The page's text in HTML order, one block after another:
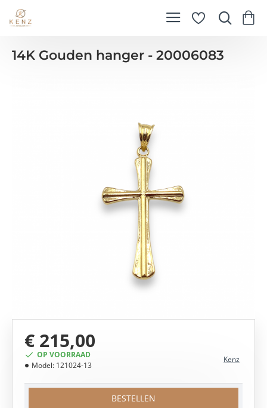
14K Gouden hanger - 20006083
OP VOORRAAD
Model: 121024-13
Kenz
€ 215,00
BESTELLEN